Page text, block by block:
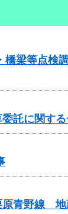
梁等点検
に関する
青野線 地